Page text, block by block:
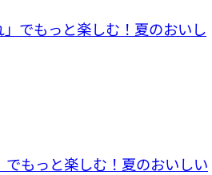
でもっと楽しむ！夏のおいしい